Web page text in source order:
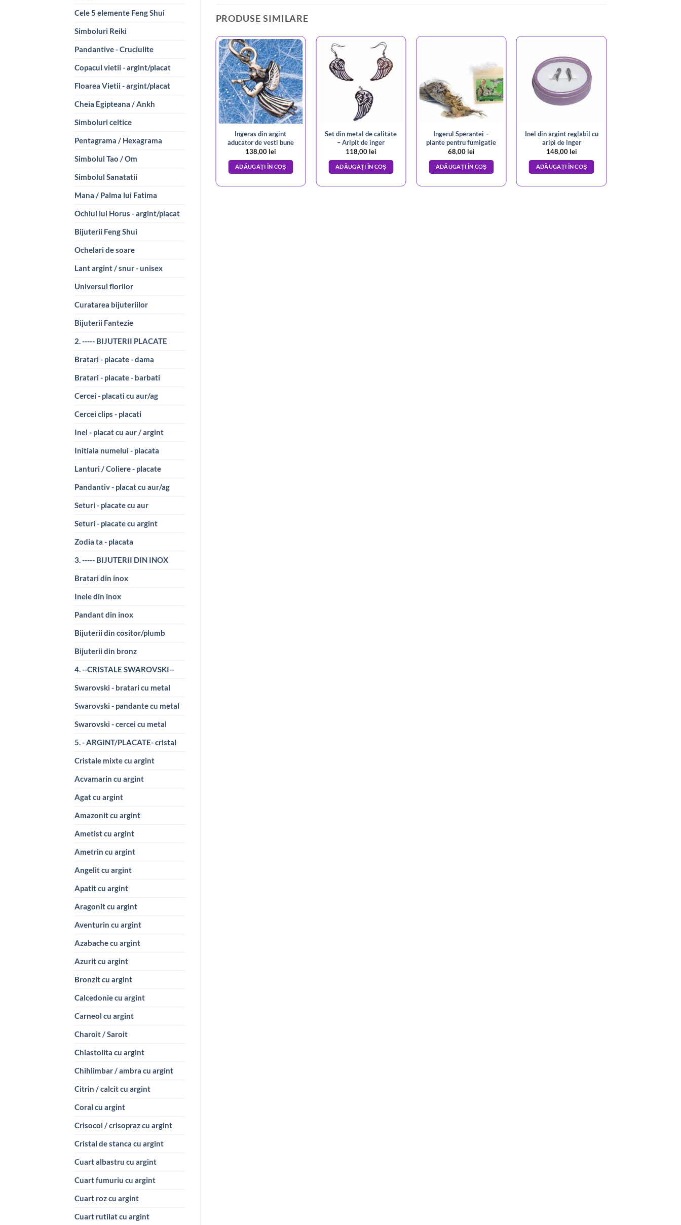
Cele 5 elemente Feng Shui
Simboluri Reiki
Pandantive - Cruciulite
Copacul vietii - argint/placat
Floarea Vietii - argint/placat
Cheia Egipteana / Ankh
Simboluri celtice
Pentagrama / Hexagrama
Simbolul Tao / Om
Simbolul Sanatatii
Mana / Palma lui Fatima
Ochiul lui Horus - argint/placat
Bijuterii Feng Shui
Ochelari de soare
Lant argint / snur - unisex
Universul florilor
Curatarea bijuteriilor
Bijuterii Fantezie
2. ----- BIJUTERII PLACATE
Bratari - placate - dama
Bratari - placate - barbati
Cercei - placati cu aur/ag
Cercei clips - placati
Inel - placat cu aur / argint
Initiala numelui - placata
Lanturi / Coliere - placate
Pandantiv - placat cu aur/ag
Seturi - placate cu aur
Seturi - placate cu argint
Zodia ta - placata
3. ----- BIJUTERII DIN INOX
Bratari din inox
Inele din inox
Pandant din inox
Bijuterii din cositor/plumb
Bijuterii din bronz
4. --CRISTALE SWAROVSKI--
Swarovski - bratari cu metal
Swarovski - pandante cu metal
Swarovski - cercei cu metal
5. - ARGINT/PLACATE- cristal
Cristale mixte cu argint
Acvamarin cu argint
Agat cu argint
Amazonit cu argint
Ametist cu argint
Ametrin cu argint
Angelit cu argint
Apatit cu argint
Aragonit cu argint
Aventurin cu argint
Azabache cu argint
Azurit cu argint
Bronzit cu argint
Calcedonie cu argint
Carneol cu argint
Charoit / Saroit
Chiastolita cu argint
Chihlimbar / ambra cu argint
Citrin / calcit cu argint
Coral cu argint
Crisocol / crisopraz cu argint
Cristal de stanca cu argint
Cuart albastru cu argint
Cuart fumuriu cu argint
Cuart roz cu argint
Cuart rutilat cu argint
PRODUSE SIMILARE
Ingeras din argint
aducator de vesti bune
138,00 lei
ADĂUGAȚI ÎN COȘ
Set din metal de calitate
– Aripit de inger
118,00 lei
ADĂUGAȚI ÎN COȘ
Ingerul Sperantei –
plante pentru fumigatie
68,00 lei
ADĂUGAȚI ÎN COȘ
Inel din argint reglabil cu
aripi de inger
148,00 lei
ADĂUGAȚI ÎN COȘ